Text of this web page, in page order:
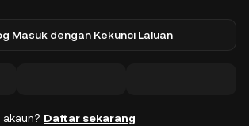
Masuk dengan Kekunci Laluan
Daftar sekarang